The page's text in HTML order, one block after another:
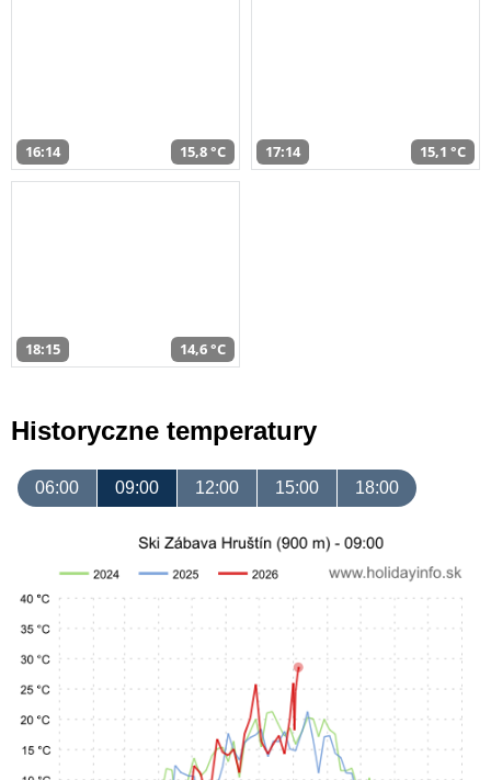
16:14 15,8 °C 17:14 15,1 °C
18:15 14,6 °C
Historyczne temperatury
06:00 09:00 12:00 15:00 18:00